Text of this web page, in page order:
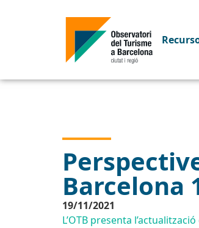
Barcelona
19/11/2021
L’OTB presenta